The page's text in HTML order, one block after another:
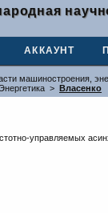
АККАУНТ
машиностроения,
> Власенко
управляемых